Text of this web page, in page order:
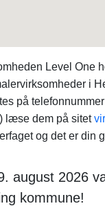
Level One
i
på
læse dem på sitet
og det er din
august 2026
kommune!